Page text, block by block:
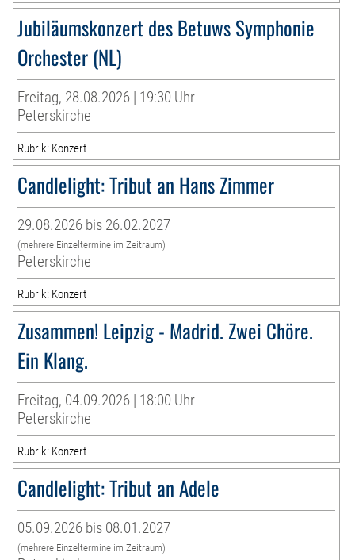
Jubiläumskonzert des Betuws Symphonie
Orchester (NL)
Freitag, 28.08.2026 | 19:30 Uhr
Peterskirche
Rubrik: Konzert
Candlelight: Tribut an Hans Zimmer
29.08.2026 bis 26.02.2027
(mehrere Einzeltermine im Zeitraum)
Peterskirche
Rubrik: Konzert
Zusammen! Leipzig - Madrid. Zwei Chöre.
Ein Klang.
Freitag, 04.09.2026 | 18:00 Uhr
Peterskirche
Rubrik: Konzert
Candlelight: Tribut an Adele
05.09.2026 bis 08.01.2027
(mehrere Einzeltermine im Zeitraum)